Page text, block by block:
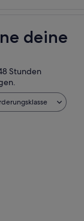
deine
Stunden